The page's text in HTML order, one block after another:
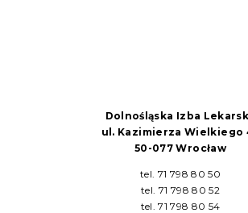
Dolnośląska Izba
ul. Kazimierza Wielkiego
50-077 Wrocław
tel. 71 798 80 50
tel. 71 798 80 52
tel. 71 798 80 54